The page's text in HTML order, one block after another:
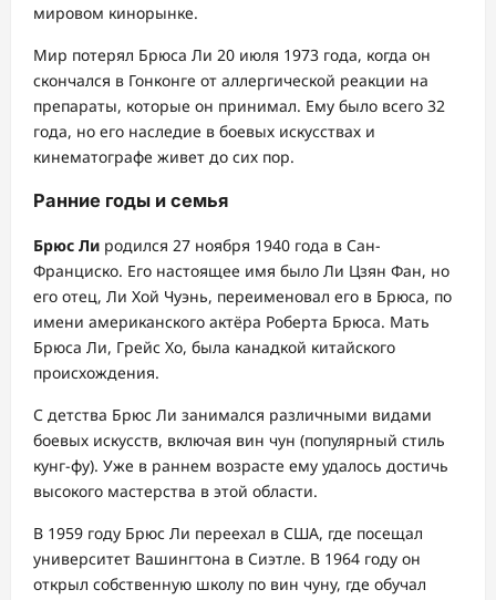
мировом кинорынке.
Мир потерял Брюса Ли 20 июля 1973 года, когда он
скончался в Гонконге от аллергической реакции на
препараты, которые он принимал. Ему было всего 32
года, но его наследие в боевых искусствах и
кинематографе живет до сих пор.
Ранние годы и семья
Брюс Ли родился 27 ноября 1940 года в Сан-
Франциско. Его настоящее имя было Ли Цзян Фан, но
его отец, Ли Хой Чуэнь, переименовал его в Брюса, по
имени американского актёра Роберта Брюса. Мать
Брюса Ли, Грейс Хо, была канадкой китайского
происхождения.
С детства Брюс Ли занимался различными видами
боевых искусств, включая вин чун (популярный стиль
кунг-фу). Уже в раннем возрасте ему удалось достичь
высокого мастерства в этой области.
В 1959 году Брюс Ли переехал в США, где посещал
университет Вашингтона в Сиэтле. В 1964 году он
открыл собственную школу по вин чуну, где обучал